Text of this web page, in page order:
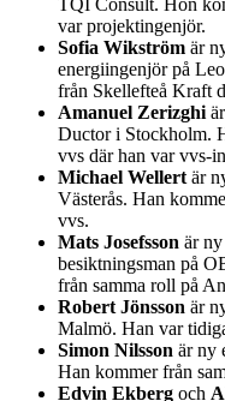
TQI Consult. Hon
var projektingenjör.
Sofia Wikström är
energiingenjör på
från Skellefteå Kraft
Amanuel Zerizghi
Ductor i Stockholm.
vvs där han var vvs-
Michael Wellert är
Västerås. Han
vvs.
Mats Josefsson är
besiktningsman på
från samma roll på
Robert Jönsson är
Malmö. Han var
Simon Nilsson är ny
Han kommer från
Edvin Ekberg och